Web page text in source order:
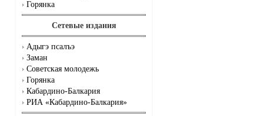
Горянка
Сетевые издания
Адыгэ псалъэ
Заман
Советская молодежь
Горянка
Кабардино-Балкария
РИА «Кабардино-Балкария»